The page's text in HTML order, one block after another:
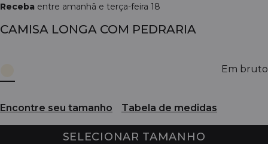
Receba entre amanhã e terça-feira 18
CAMISA LONGA COM PEDRARIA
Em bruto
Encontre seu tamanho Tabela de medidas
SELECIONAR TAMANHO